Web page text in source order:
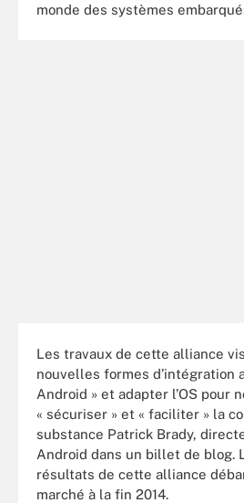
monde des systèmes
Les travaux de cette alliance
nouvelles formes d’intégration
Android » et adapter l’OS pour
« sécuriser » et « faciliter » la
substance Patrick Brady,
Android dans un billet de blog.
résultats de cette alliance
marché à la fin 2014.